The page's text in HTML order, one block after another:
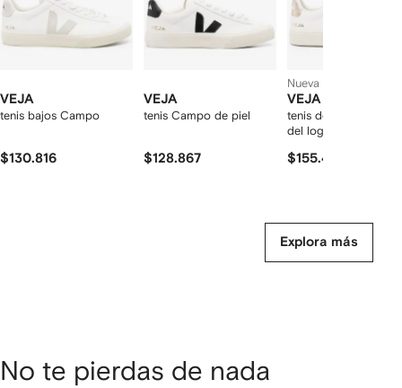
VEJA
tenis bajos Campo
$130.816
VEJA
tenis Campo de piel
$128.867
Nueva temporada
VEJA
tenis de piel con
del logo
$155.458
Explora más
No te pierdas de nada